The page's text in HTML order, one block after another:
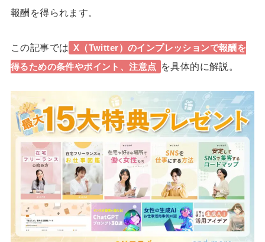
報酬を得られます。
この記事では X（Twitter）のインプレッションで報酬を
得るための条件やポイント、注意点
を具体的に解説。